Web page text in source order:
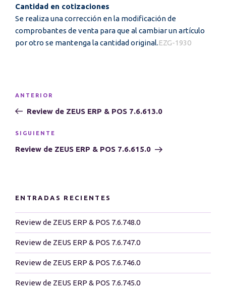
Cantidad en cotizaciones
Se realiza una corrección en la modificación de
comprobantes de venta para que al cambiar un artículo
por otro se mantenga la cantidad original.EZG-1930
entradas
Entrada
anterior:
ANTERIOR
Review de ZEUS ERP & POS 7.6.613.0
Siguiente
entrada
SIGUIENTE
Review de ZEUS ERP & POS 7.6.615.0
ENTRADAS RECIENTES
Review de ZEUS ERP & POS 7.6.748.0
Review de ZEUS ERP & POS 7.6.747.0
Review de ZEUS ERP & POS 7.6.746.0
Review de ZEUS ERP & POS 7.6.745.0